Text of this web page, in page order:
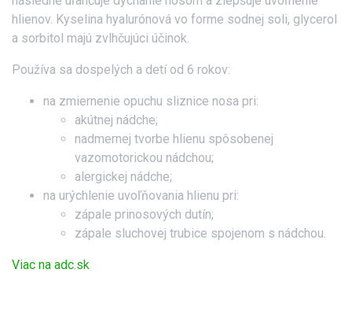
hlienov. Kyselina hyalurónová vo forme sodnej soli, glycerol
a sorbitol majú zvlhčujúci účinok.
Používa sa dospelých a detí od 6 rokov:
na zmiernenie opuchu sliznice nosa pri:
akútnej nádche;
nadmernej tvorbe hlienu spôsobenej
vazomotorickou nádchou;
alergickej nádche;
na urýchlenie uvoľňovania hlienu pri:
zápale prinosových dutín;
zápale sluchovej trubice spojenom s nádchou.
Viac na adc.sk